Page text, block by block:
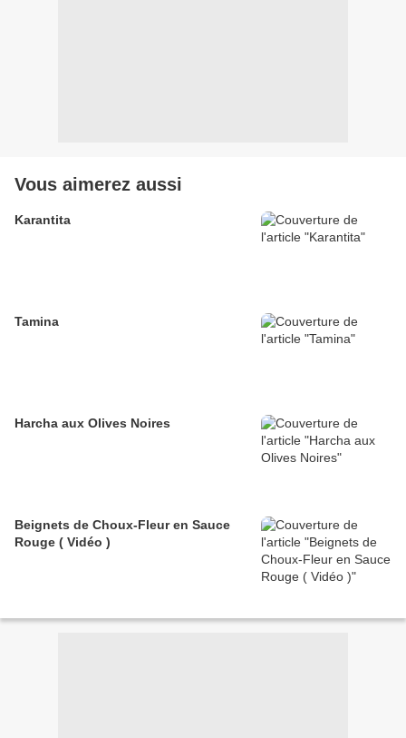
Vous aimerez aussi
Karantita
Tamina
Harcha aux Olives Noires
Beignets de Choux-Fleur en Sauce
Rouge ( Vidéo )